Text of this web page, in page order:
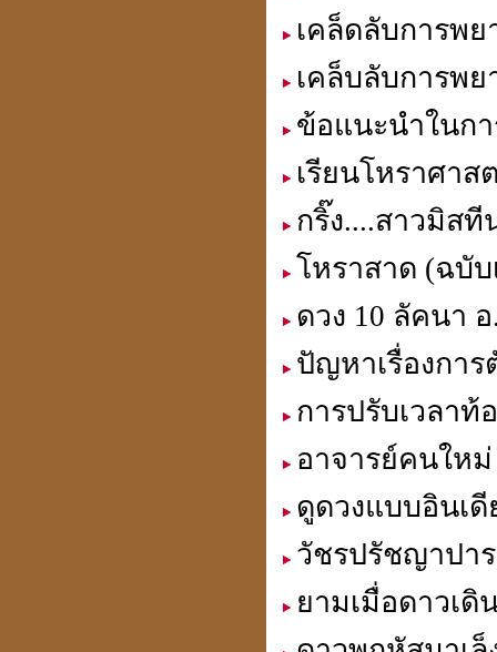
เคล็ดลับการพย
เคล็บลับการพย
ข้อแนะนำในก
เรียนโหราศาส
กริ๊ง....สาวมิส
โหราสาด (ฉบั
ดวง 10 ลัคนา
ปัญหาเรื่องกา
การปรับเวลาท้
อาจารย์คนให
ดูดวงแบบอินเดี
วัชรปรัชญาปา
ยามเมื่อดาวเดิ